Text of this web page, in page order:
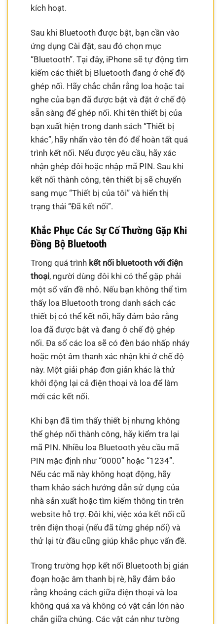
kích hoạt.
Sau khi Bluetooth được bật, bạn cần vào
ứng dụng Cài đặt, sau đó chọn mục
“Bluetooth”. Tại đây, iPhone sẽ tự động tìm
kiếm các thiết bị Bluetooth đang ở chế độ
ghép nối. Hãy chắc chắn rằng loa hoặc tai
nghe của bạn đã được bật và đặt ở chế độ
sẵn sàng để ghép nối. Khi tên thiết bị của
bạn xuất hiện trong danh sách “Thiết bị
khác”, hãy nhấn vào tên đó để hoàn tất quá
trình kết nối. Nếu được yêu cầu, hãy xác
nhận ghép đôi hoặc nhập mã PIN. Sau khi
kết nối thành công, tên thiết bị sẽ chuyển
sang mục “Thiết bị của tôi” và hiển thị
trạng thái “Đã kết nối”.
Khắc Phục Các Sự Cố Thường Gặp Khi
Đồng Bộ Bluetooth
Trong quá trình kết nối bluetooth với điện
thoại, người dùng đôi khi có thể gặp phải
một số vấn đề nhỏ. Nếu bạn không thể tìm
thấy loa Bluetooth trong danh sách các
thiết bị có thể kết nối, hãy đảm bảo rằng
loa đã được bật và đang ở chế độ ghép
nối. Đa số các loa sẽ có đèn báo nhấp nháy
hoặc một âm thanh xác nhận khi ở chế độ
này. Một giải pháp đơn giản khác là thử
khởi động lại cả điện thoại và loa để làm
mới các kết nối.
Khi bạn đã tìm thấy thiết bị nhưng không
thể ghép nối thành công, hãy kiểm tra lại
mã PIN. Nhiều loa Bluetooth yêu cầu mã
PIN mặc định như “0000” hoặc “1234”.
Nếu các mã này không hoạt động, hãy
tham khảo sách hướng dẫn sử dụng của
nhà sản xuất hoặc tìm kiếm thông tin trên
website hỗ trợ. Đôi khi, việc xóa kết nối cũ
trên điện thoại (nếu đã từng ghép nối) và
thử lại từ đầu cũng giúp khắc phục vấn đề.
Trong trường hợp kết nối Bluetooth bị gián
đoạn hoặc âm thanh bị rè, hãy đảm bảo
rằng khoảng cách giữa điện thoại và loa
không quá xa và không có vật cản lớn nào
chắn giữa chúng. Các vật cản như tường